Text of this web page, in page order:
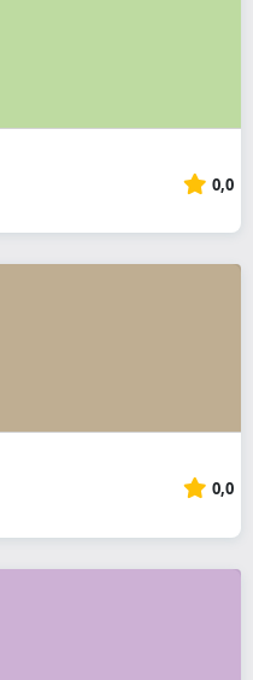
0,0
0,0